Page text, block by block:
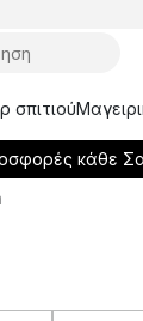
σπιτιού
κάθε